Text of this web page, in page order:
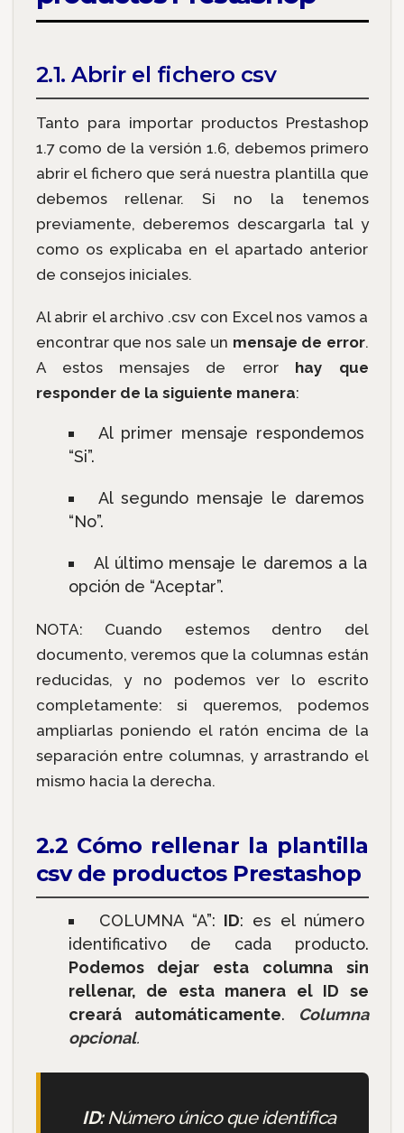
2.1. Abrir el fichero csv
Tanto para importar productos Prestashop
1.7 como de la versión 1.6, debemos primero
abrir el fichero que será nuestra plantilla que
debemos rellenar. Si no la tenemos
previamente, deberemos descargarla tal y
como os explicaba en el apartado anterior
de consejos iniciales.
Al abrir el archivo .csv con Excel nos vamos a
encontrar que nos sale un mensaje de error.
A estos mensajes de error hay que
responder de la siguiente manera:
Al primer mensaje respondemos
“Si”.
Al segundo mensaje le daremos
“No”.
Al último mensaje le daremos a la
opción de “Aceptar”.
NOTA: Cuando estemos dentro del
documento, veremos que la columnas están
reducidas, y no podemos ver lo escrito
completamente: si queremos, podemos
ampliarlas poniendo el ratón encima de la
separación entre columnas, y arrastrando el
mismo hacia la derecha.
2.2 Cómo rellenar la plantilla
csv de productos Prestashop
COLUMNA “A”: ID: es el número
identificativo de cada producto.
Podemos dejar esta columna sin
rellenar, de esta manera el ID se
creará automáticamente.
Columna
opcional.
ID:Número único que identifica